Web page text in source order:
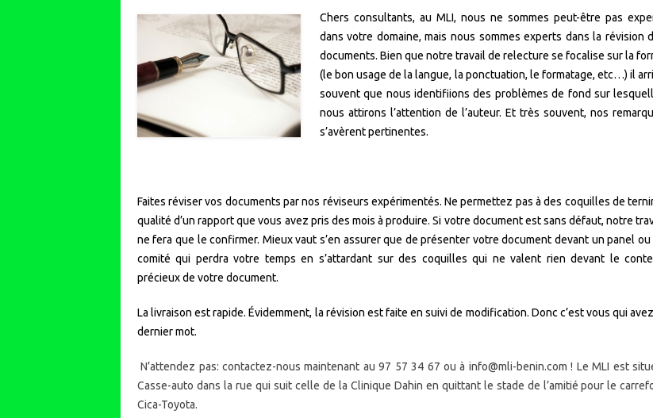
Chers consultants, au MLI, nous ne sommes peut-être pas
dans votre domaine, mais nous sommes experts dans la révision
documents. Bien que notre travail de relecture se focalise sur la
(le bon usage de la langue, la ponctuation, le formatage, etc…) il
souvent que nous identifiions des problèmes de fond sur
nous attirons l’attention de l’auteur. Et très souvent, nos
s’avèrent pertinentes.
Faites réviser vos documents par nos réviseurs expérimentés. Ne permettez pas à des coquilles de
qualité d’un rapport que vous avez pris des mois à produire. Si votre document est sans défaut, notre
ne fera que le confirmer. Mieux vaut s’en assurer que de présenter votre document devant un panel ou
comité qui perdra votre temps en s’attardant sur des coquilles qui ne valent rien devant le
précieux de votre document.
La livraison est rapide. Évidemment, la révision est faite en suivi de modification. Donc c’est vous qui
dernier mot.
N’attendez pas: contactez-nous maintenant au 97 57 34 67 ou à info@mli-benin.com ! Le MLI est
Casse-auto dans la rue qui suit celle de la Clinique Dahin en quittant le stade de l’amitié pour le
Cica-Toyota.